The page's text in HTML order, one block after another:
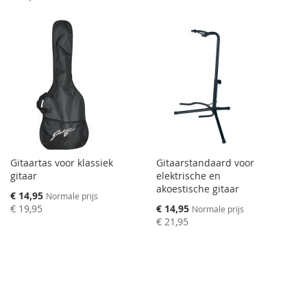
Gitaartas voor klassiek
gitaar
Speciale
prijs
€ 14,95 Normale prijs
€ 19,95
Gitaarstandaard voor
elektrische en
akoestische gitaar
Speciale
prijs
€ 14,95 Normale prijs
€ 21,95